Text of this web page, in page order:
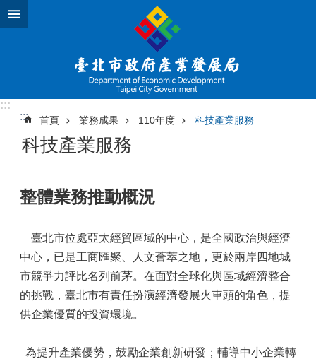
跳到主要內容區塊
:::
:::
首頁 業務成果 110年度 科技產業服務
科技產業服務
整體業務推動概況
臺北市位處亞太經貿區域的中心，是全國政治與經濟
中心，已是工商匯聚、人文薈萃之地，更於兩岸四地城
市競爭力評比名列前茅。在面對全球化與區域經濟整合
的挑戰，臺北市有責任扮演經濟發展火車頭的角色，提
供企業優質的投資環境。
為提升產業優勢，鼓勵企業創新研發；輔導中小企業轉